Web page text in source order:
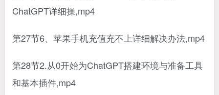
ChatGPT详细操,mp4
第27节6、苹果手机充值充不上详细解决办法,mp4
第28节2.从0开始为ChatGPT搭建环境与准备工具
和基本插件,mp4